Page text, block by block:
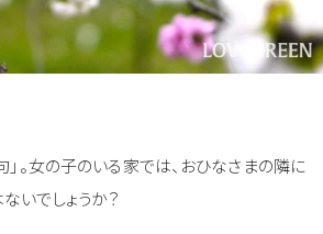
。女の子のいる家では、おひなさまの隣に
いでしょうか？